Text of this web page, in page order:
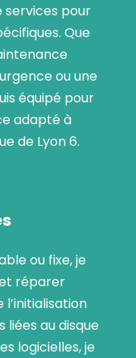
services pour
Que
ou une
équipé pour
adapté à
de Lyon 6.
ou fixe, je
réparer
au disque
logicielles, je